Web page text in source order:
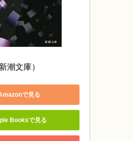
潮文庫）
で見る
Booksで見る